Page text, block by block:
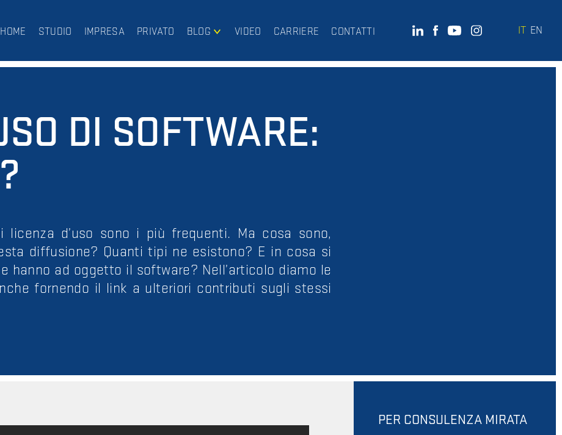
HOME STUDIO IMPRESA PRIVATO BLOG
IMPRESA
VIDEO CARRIERE CONTATTI IT EN
DI SOFTWARE:
d’uso sono i più frequenti. Ma cosa sono,
diffusione? Quanti tipi ne esistono? E in cosa si
ad oggetto il software? Nell’articolo diamo le
fornendo il link a ulteriori contributi sugli stessi
PER CONSULENZA MIRATA